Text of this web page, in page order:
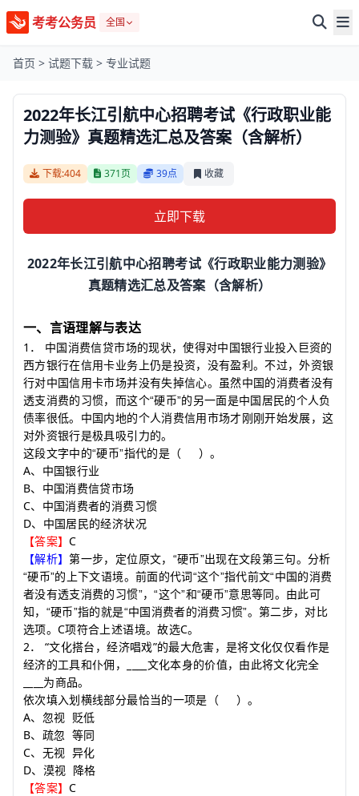
考考公务员 全国
首页 > 试题下载 > 专业试题
2022年长江引航中心招聘考试《行政职业能
力测验》真题精选汇总及答案（含解析）
下载:404 371页 39点 收藏
立即下载
2022年长江引航中心招聘考试《行政职业能力测验》
真题精选汇总及答案（含解析）
一、言语理解与表达
1 ．
中国消费信贷市场的现状，使得对中国银行业投入巨资的
西方银行在信用卡业务上仍是投资，没有盈利。不过，外资银
行对中国信用卡市场并没有失掉信心。虽然中国的消费者没有
透支消费的习惯，而这个“硬币”的另一面是中国居民的个人负
债率很低。中国内地的个人消费信用市场才刚刚开始发展，这
对外资银行是极具吸引力的。
这段文字中的“硬币”指代的是（ ）。
A、中国银行业
B、中国消费信贷市场
C、中国消费者的消费习惯
D、中国居民的经济状况
【答案】C
【解析】第一步，定位原文，“硬币”出现在文段第三句。分析
“硬币”的上下文语境。前面的代词“这个”指代前文“中国的消费
者没有透支消费的习惯”，“这个”和“硬币”意思等同。由此可
知，“硬币”指的就是“中国消费者的消费习惯”。第二步，对比
选项。C项符合上述语境。故选C。
2． “文化搭台，经济唱戏”的最大危害，是将文化仅仅看作是
经济的工具和仆佣，
文化本身的价值，由此将文化完全
为商品。
依次填入划横线部分最恰当的一项是 （ ）。
A、 忽视 贬低
B、 疏忽 等同
C、 无视 异化
D、 漠视
降格
【答案】C